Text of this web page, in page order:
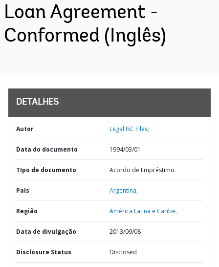
Loan Agreement -
Conformed (Inglês)
DETALHES
Autor Legal ISC Files;
Data do documento 1994/03/01
TIpo de documento Acordo de Empréstimo
País Argentina,
Região América Latina e Caribe,
Data de divulgação 2013/09/08
Disclosure Status Disclosed